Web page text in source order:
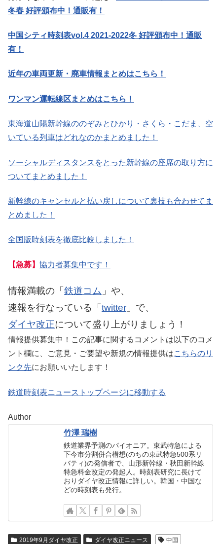
冬春 好評頒布中！通販有！
中国シティ時刻表vol.4 2021-2022冬 好評頒布中！通販
有！
近年の車両更新・廃車情報まとめはこちら！
ワンマン運転線区まとめはこちら！
東海道山陽新幹線ののぞみとひかり・さくら・こだま、空
いている列車はどれなのかまとめました！
ソーシャルディスタンスをとった新幹線の座席の取り方に
ついてまとめました！
新幹線のキャンセルと払い戻しについて裏技も合わせてま
とめました！
全国版時刻表を徹底比較しました！
【急募】 協力者募集中です！
情報満載の「 鉄道コム 」や、
速報を行なっている「 twitter 」で、
ダイヤ改正について盛り上がりましょう！
情報提供募集中！この記事に関するコメントは以下のコメ
ント欄に、ご意見・ご要望や新規の情報提供はこちらのリ
ンク先にお願いいたします！
鉄道時刻表ニューストップページに移動する
Author
竹澤 瑞樹
鉄道業界予測のパイオニア。東武特急による
下今市分割併合構想(のちの東武特急500系リ
バティ)の発信者で、山形新幹線・秋田新幹線
特急料金改定の発起人。時刻表研究に長けて
おりダイヤ改正情報に詳しい。韓国・中国な
どの時刻表も発行。
2019年9月ダイヤ改正 ダイヤ改正ニュース
中国